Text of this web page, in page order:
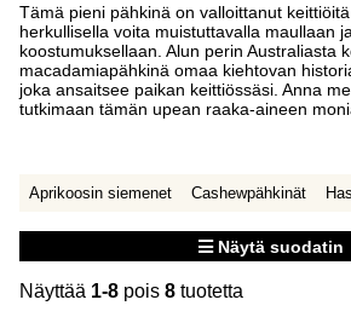
Tämä pieni pähkinä on valloittanut
herkullisella voita muistuttavalla maullaan
koostumuksellaan. Alun perin Australiasta
macadamiapähkinä omaa kiehtovan
joka ansaitsee paikan keittiössäsi. Anna
tutkimaan tämän upean raaka-aineen
Aprikoosin siemenet Cashewpähkinät
Näytä suodatin
Näyttää 1-8 pois 8 tuotetta